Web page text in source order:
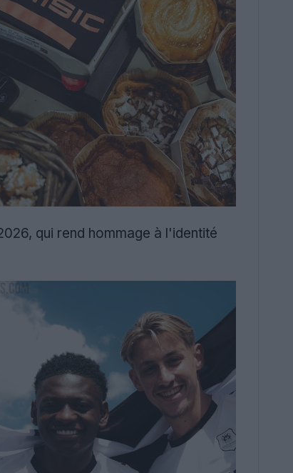
qui rend hommage à l'identité